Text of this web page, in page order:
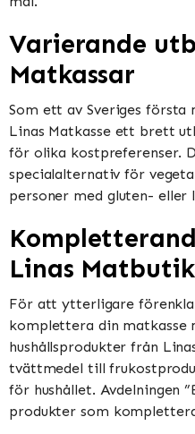
Varierande
Matkassar
Som ett av Sveriges första
Linas Matkasse ett brett
för olika kostpreferenser.
specialalternativ för
personer med gluten- eller
Linas Matbutik
För att ytterligare förenkla
komplettera din matkasse
hushållsprodukter från
tvättmedel till
för hushållet. Avdelningen
produkter som